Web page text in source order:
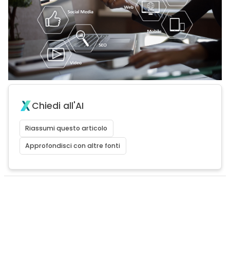
Chiedi all'AI
Riassumi questo articolo
Approfondisci con altre fonti